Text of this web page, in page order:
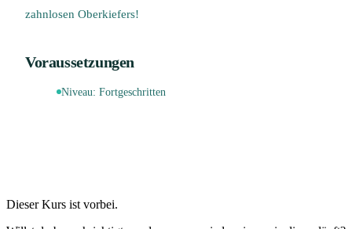
zahnlosen Oberkiefers!
Voraussetzungen
Niveau: Fortgeschritten
Dieser Kurs ist vorbei.